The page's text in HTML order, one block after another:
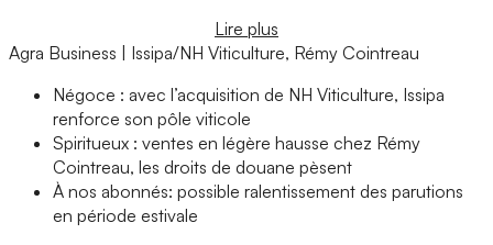
Lire plus
Agra Business | Issipa/NH Viticulture, Rémy Cointreau
Négoce : avec l’acquisition de NH Viticulture, Issipa
renforce son pôle viticole
Spiritueux : ventes en légère hausse chez Rémy
Cointreau, les droits de douane pèsent
À nos abonnés: possible ralentissement des parutions
en période estivale